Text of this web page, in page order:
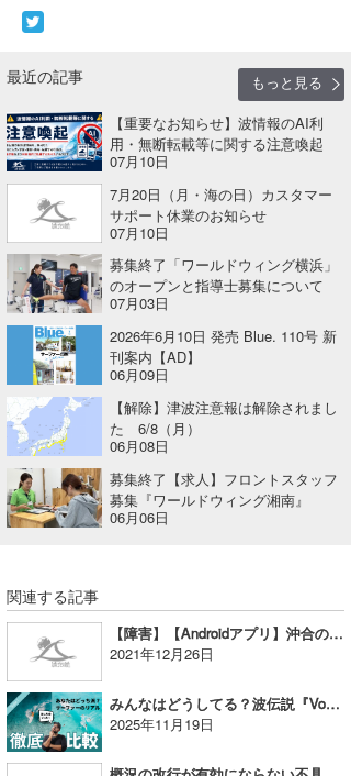
最近の記事
もっと見る
【重要なお知らせ】波情報のAI利
用・無断転載等に関する注意喚起
07月10日
7月20日（月・海の日）カスタマー
サポート休業のお知らせ
07月10日
募集終了「ワールドウィング横浜」
のオープンと指導士募集について
07月03日
2026年6月10日 発売 Blue. 110号 新
刊案内【AD】
06月09日
【解除】津波注意報は解除されまし
た 6/8（月）
06月08日
募集終了【求人】フロントスタッフ
募集『ワールドウィング湘南』
06月06日
関連する記事
【障害】【Androidアプリ】沖合の週間予報について
2021年12月26日
みんなはどうしてる？波伝説『Vote!』で見る、サーファーのリアル
2025年11月19日
ライター/寄稿メディア
mitsuteru Kamio
Yasunari Inoue
Yoshiyuki Obata
arukasvision
DELTA FORCE SURF
CBA Films
熊谷素子
SURFMEDIA
Colors MAGAZINE
WAVAL
波伝説アンバサダー/プロライダー
福島寿実子
中浦“JET”章
嵯峨明日香
進士剛光
田原啓江
植村未来
NOBUFUKU
大野”MAR”修聖
波伝説スタッフ
☆加藤
+☆maki☆+
Aichan
chan-U
ECE
G◎Da
H
KOBU
KY
MIN
mitz
波伝説